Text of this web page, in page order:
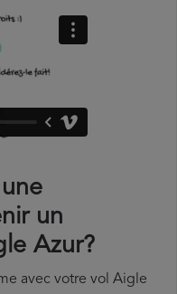
un
Azur?
avec votre vol Aigle